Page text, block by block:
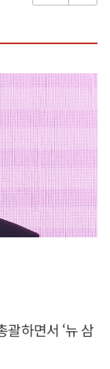
괄하면서 ‘뉴 삼